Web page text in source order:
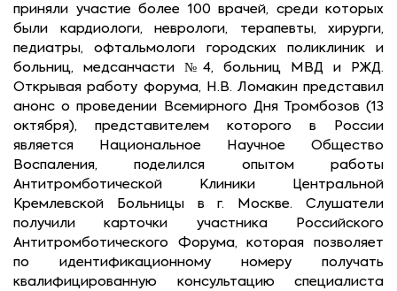
приняли участие более 100 врачей, среди которых
были кардиологи, неврологи, терапевты, хирурги,
педиатры, офтальмологи городских поликлиник и
больниц, медсанчасти №4, больниц МВД и РЖД.
Открывая работу форума, Н.В. Ломакин представил
анонс о проведении Всемирного Дня Тромбозов (13
октября), представителем которого в России
является Национальное Научное Общество
Воспаления, поделился опытом работы
Антитромботической Клиники Центральной
Кремлевской Больницы в г. Москве. Слушатели
получили карточки участника Российского
Антитромботического Форума, которая позволяет
по идентификационному номеру получать
квалифицированную консультацию специалиста